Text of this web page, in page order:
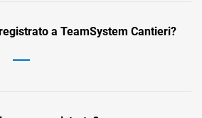
a TeamSystem Cantieri?